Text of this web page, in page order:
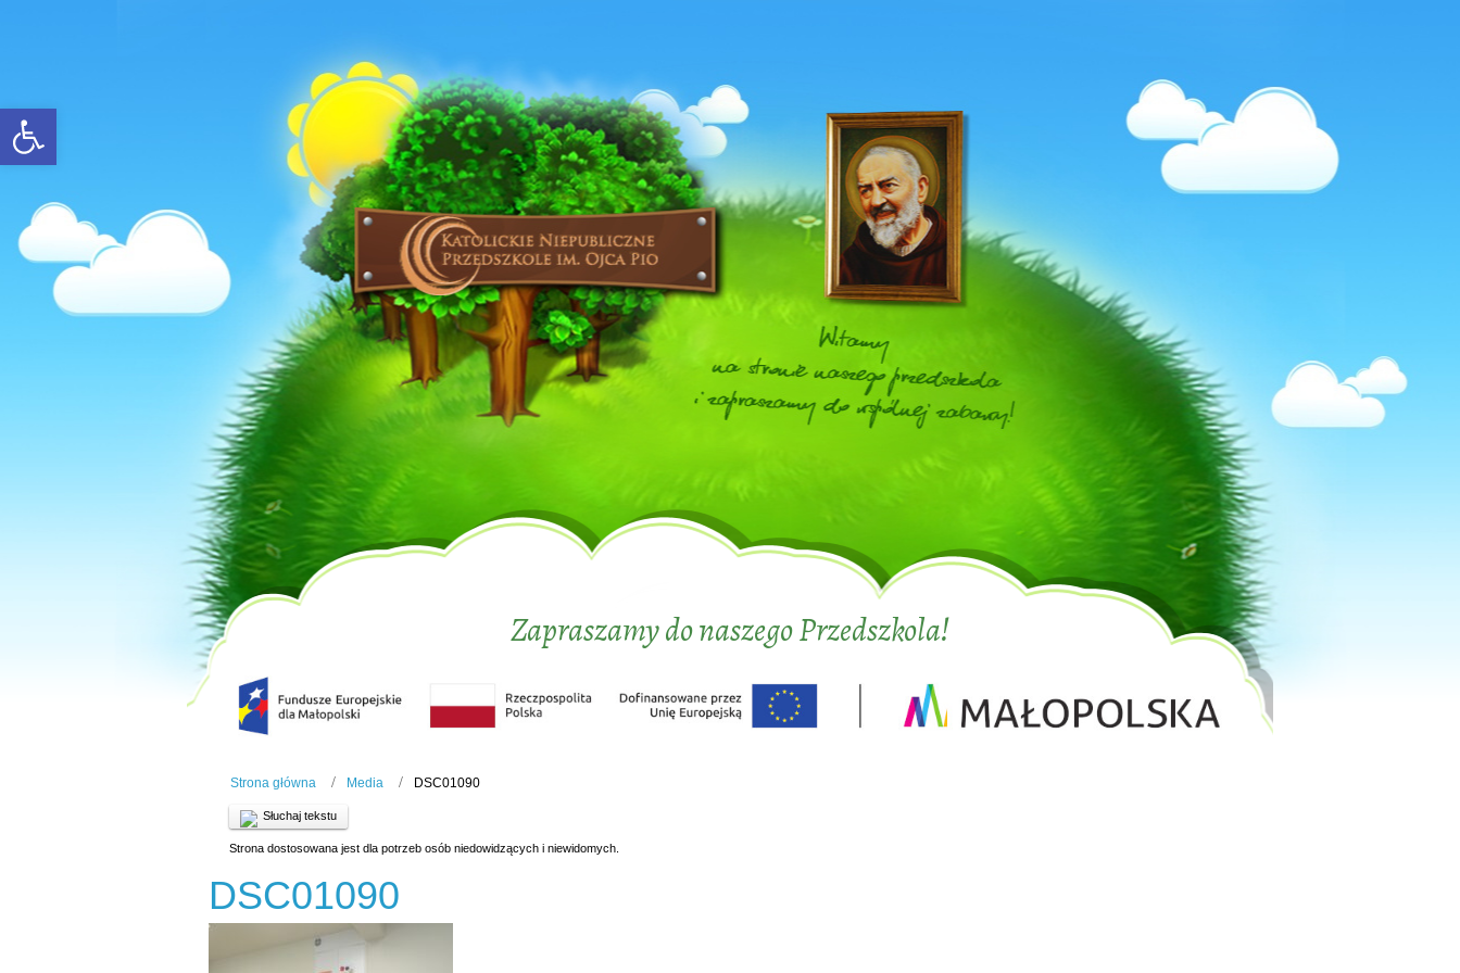
Open toolbar
Zapraszamy do naszego Przedszkola!
Strona główna Media DSC01090
Słuchaj tekstu
Strona dostosowana jest dla potrzeb osób niedowidzących i niewidomych.
DSC01090